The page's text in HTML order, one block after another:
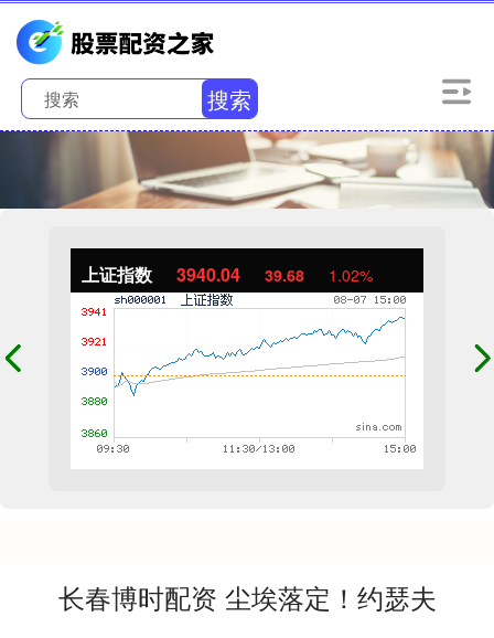
搜索
上证指数 3940.04 39.68 1.02%
长春博时配资 尘埃落定！约瑟夫